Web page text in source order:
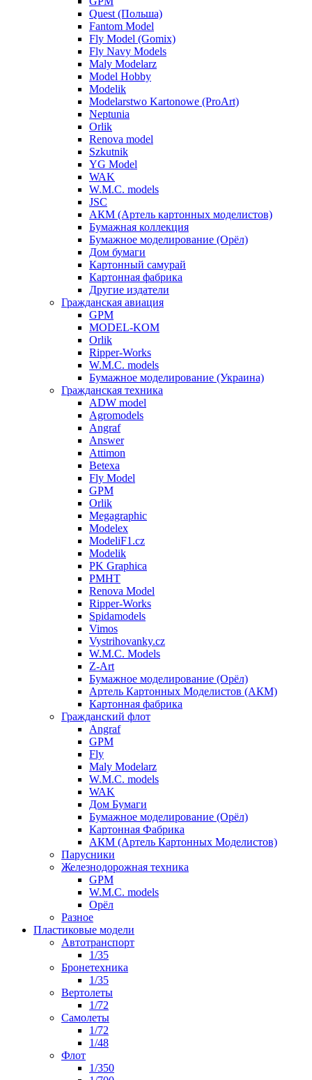
Quest (Польша)
Fantom Model
Fly Model (Gomix)
Fly Navy Models
Maly Modelarz
Model Hobby
Modelik
Modelarstwo Kartonowe (ProArt)
Neptunia
Orlik
Renova model
Szkutnik
YG Model
WAK
W.M.C. models
JSC
АКМ (Артель картонных моделистов)
Бумажная коллекция
Бумажное моделирование (Орёл)
Дом бумаги
Картонный самурай
Картонная фабрика
Другие издатели
Гражданская авиация
GPM
MODEL-KOM
Orlik
Ripper-Works
W.M.C. models
Бумажное моделирование (Украина)
Гражданская техника
ADW model
Agromodels
Angraf
Answer
Attimon
Betexa
Fly Model
GPM
Orlik
Megagraphic
Modelex
ModeliF1.cz
Modelik
PK Graphica
PMHT
Renova Model
Ripper-Works
Spidamodels
Vimos
Vystrihovanky.cz
W.M.C. Models
Z-Art
Бумажное моделирование (Орёл)
Артель Картонных Моделистов (АКМ)
Картонная фабрика
Гражданский флот
Angraf
GPM
Fly
Maly Modelarz
W.M.C. models
WAK
Дом Бумаги
Бумажное моделирование (Орёл)
Картонная Фабрика
АКМ (Артель Картонных Моделистов)
Парусники
Железнодорожная техника
GPM
W.M.C. models
Орёл
Разное
Пластиковые модели
Автотранспорт
1/35
Бронетехника
1/35
Вертолеты
1/72
Самолеты
1/72
1/48
Флот
1/350